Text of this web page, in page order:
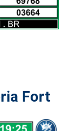
Fort